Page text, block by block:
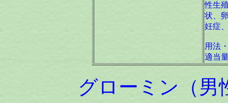
性生
状、
妊症
用法
適当
グローミン（男